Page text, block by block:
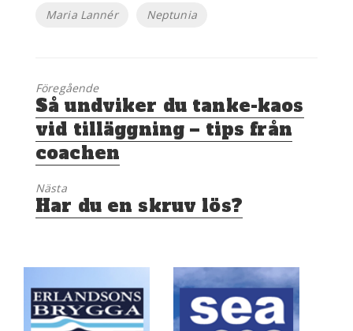
Etiketter
Maria Lannér Neptunia
Föregående
Föregående
inlägg:
Så undviker du tanke-kaos
vid tilläggning – tips från
coachen
Nästa
Nästa
inlägg:
Har du en skruv lös?